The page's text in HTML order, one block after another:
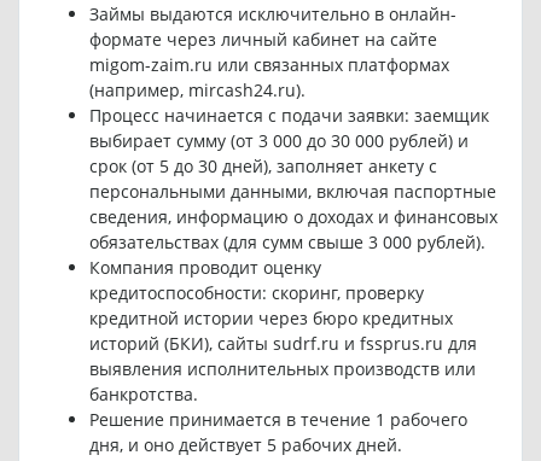
Займы выдаются исключительно в онлайн-
формате через личный кабинет на сайте
migom-zaim.ru или связанных платформах
(например, mircash24.ru).
Процесс начинается с подачи заявки: заемщик
выбирает сумму (от 3 000 до 30 000 рублей) и
срок (от 5 до 30 дней), заполняет анкету с
персональными данными, включая паспортные
сведения, информацию о доходах и финансовых
обязательствах (для сумм свыше 3 000 рублей).
Компания проводит оценку
кредитоспособности: скоринг, проверку
кредитной истории через бюро кредитных
историй (БКИ), сайты sudrf.ru и fssprus.ru для
выявления исполнительных производств или
банкротства.
Решение принимается в течение 1 рабочего
дня, и оно действует 5 рабочих дней.